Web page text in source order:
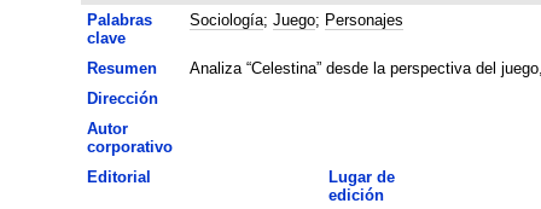
Palabras
clave
Sociología; Juego; Personajes
Resumen
Analiza “Celestina” desde la perspectiva del
Dirección
Autor
corporativo
Editorial
Lugar de
edición